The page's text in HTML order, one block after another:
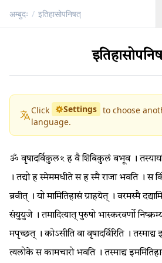
Click Settings to choose
language.
ॐ­ ­वृ­षा­द­र्वि­कु­ल­ꣳ­ ­ह­ ­वै­ ­शि­बि­कु­लं­ ­ब­भू­व­ ­।­
­।­ ­त­द्यो­ ­ह­ ­स्मे­म­म­धी­ते­ ­स­ ­ह­ ­स्मै­ ­रा­जा­ ­भ­व­ति­ ­।­ ­स­
ब्र­वी­त्­ ­।­ ­यो­ ­मा­मि­ति­हा­सं­ ­ग्रा­ह­ये­त्­ ­।­ ­व­र­म­स्मै­
सं­यु­यु­जे­ ­।­ ­त­मा­दि­त्या­त्­ ­पु­रु­षो­ ­भा­स्क­र­व­र्णो­
म­पृ­च्छ­त्­ ­।­ ­को­ऽ­सी­ति­ ­वा­ ­वृ­षा­द­र्वि­रि­ति­ ­।­
त्य­लो­के­ ­स­ ­का­म­चा­रो­ ­भ­व­ति­ ­।­ ­त­स्मा­द्य­
अम्बुदः / इतिहासोपनिषत्